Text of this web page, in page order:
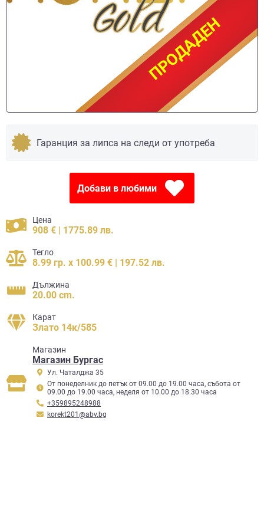
ПРОДАДЕН
ПРОДАДЕН
Гаранция за липса на следи от употреба
Добави в любими
Цена
908 € | 1775.89 лв.
Тегло
8.99 гр. x 100.99 € | 197.52 лв.
Дължина
20.00 cm.
Карат
Злато 14к/585
Mагазин
Магазин Бургас
Ул. Чаталджа 35
От понеделник до петък от 09.00 до 19.00 часа, събота от
09.00 до 19.00 часа, неделя от 10.00 до 18.30 часа
+359895248988
korekt201@abv.bg